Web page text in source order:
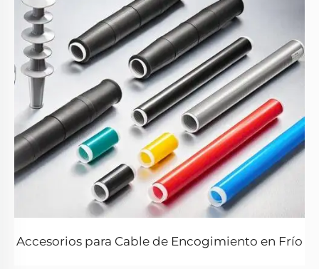
Accesorios para Cable de Encogimiento en Frío